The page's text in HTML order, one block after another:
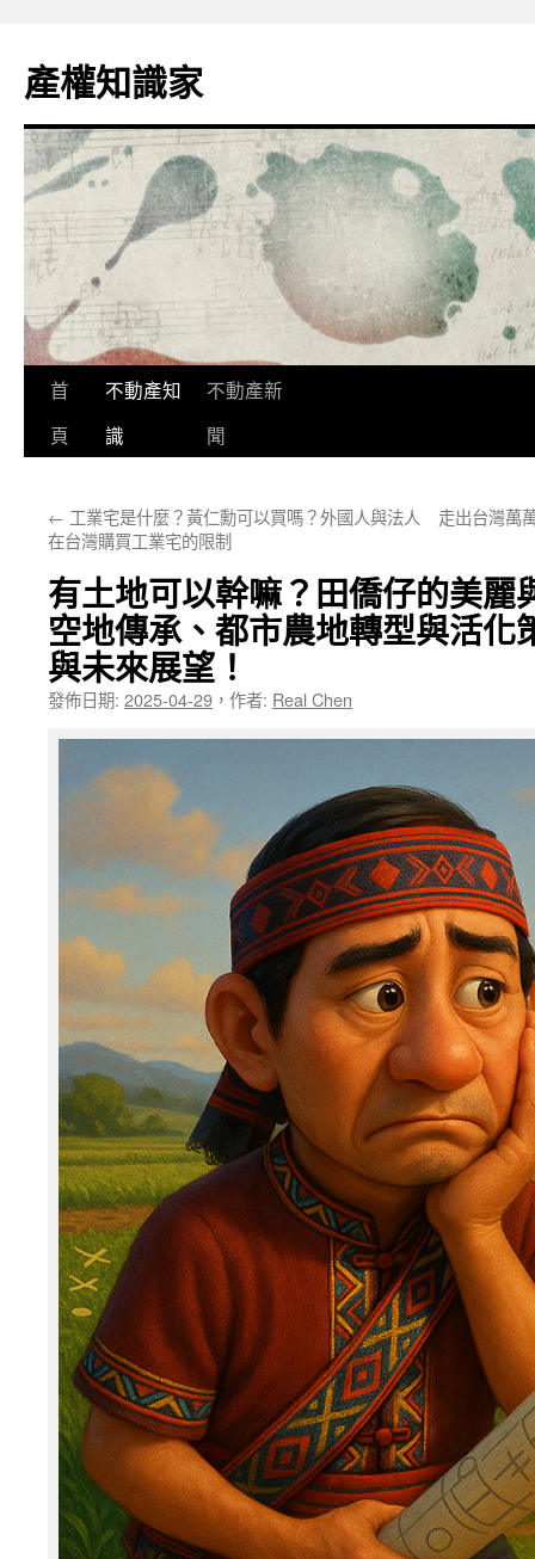
主
要
容
產權知識家
首
頁
不動產知
識
不動產新
聞
← 工業宅是什麼？黃仁勳可以買嗎？外國人與法人
在台灣購買工業宅的限制
走出台灣萬
有土地可以幹嘛？田僑仔的美麗
空地傳承、都市農地轉型與活化
與未來展望！
發佈日期: 2025-04-29 ， 作者: Real Chen